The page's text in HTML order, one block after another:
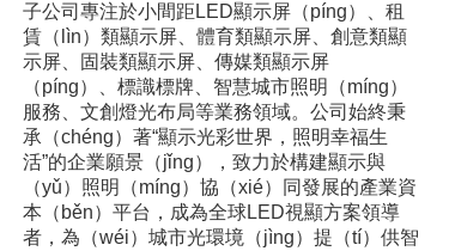
子公司專注於小間距LED顯示屏（píng）、租
賃（lìn）類顯示屏、體育類顯示屏、創意類顯
示屏、固裝類顯示屏、傳媒類顯示屏
（píng）、標識標牌、智慧城市照明（míng）
服務、文創燈光布局等業務領域。公司始終秉
承（chéng）著“顯示光彩世界，照明幸福生
活”的企業願景（jǐng），致力於構建顯示與
（yǔ）照明（míng）協（xié）同發展的產業資
本（běn）平台，成為全球LED視顯方案領導
者，為（wéi）城市光環境（jìng）提（tí）供智